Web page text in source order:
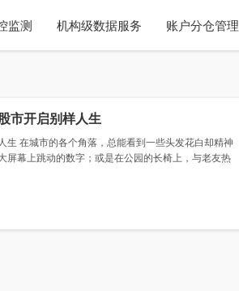
监测 机构级数据服务 账户分仓管理
市开启别样人生
在城市的各个角落，总能看到一些头发花白却精神
幕上跳动的数字；或是在公园的长椅上，与老友热